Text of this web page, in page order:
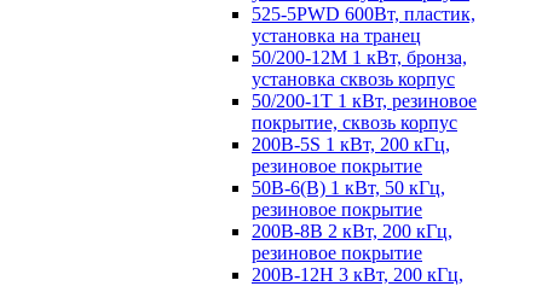
525-5PWD 600Вт, пластик,
установка на транец
50/200-12M 1 кВт, бронза,
установка сквозь корпус
50/200-1T 1 кВт, резиновое
покрытие, сквозь корпус
200B-5S 1 кВт, 200 кГц,
резиновое покрытие
50B-6(B) 1 кВт, 50 кГц,
резиновое покрытие
200B-8B 2 кВт, 200 кГц,
резиновое покрытие
200B-12H 3 кВт, 200 кГц,